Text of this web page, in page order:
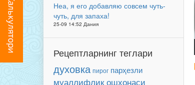
Неа, я его добавляю совсем чуть-
чуть, для запаха!
25-09 14:52 Дания
Рецептларнинг теглари
духовка пирог парҳезли
муаллифлик ошхонаси